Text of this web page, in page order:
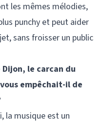
les mêmes mélodies,
punchy et peut aider
sans froisser un public
le carcan du
empêchait-il de
la musique est un